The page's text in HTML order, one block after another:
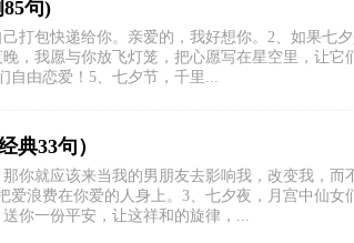
句)
打包快递给你。亲爱的，我好想你。2、如果七
，我愿与你放飞灯笼，把心愿写在星空里，让
自由恋爱！5、七夕节，千里...
典33句）
你就应该来当我的男朋友去影响我，改变我，
爱浪费在你爱的人身上。3、七夕夜，月宫中仙
你一份平安，让这祥和的旋律，...